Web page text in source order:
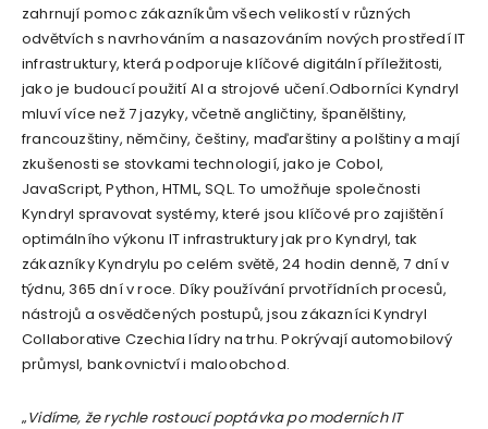
zahrnují pomoc zákazníkům všech velikostí v různých
odvětvích s navrhováním a nasazováním nových prostředí IT
infrastruktury, která podporuje klíčové digitální příležitosti,
jako je budoucí použití AI a strojové učení.Odborníci Kyndryl
mluví více než 7 jazyky, včetně angličtiny, španělštiny,
francouzštiny, němčiny, češtiny, maďarštiny a polštiny a mají
zkušenosti se stovkami technologií, jako je Cobol,
JavaScript, Python, HTML, SQL. To umožňuje společnosti
Kyndryl spravovat systémy, které jsou klíčové pro zajištění
optimálního výkonu IT infrastruktury jak pro Kyndryl, tak
zákazníky Kyndrylu po celém světě, 24 hodin denně, 7 dní v
týdnu, 365 dní v roce. Díky používání prvotřídních procesů,
nástrojů a osvědčených postupů, jsou zákazníci Kyndryl
Collaborative Czechia lídry na trhu. Pokrývají automobilový
průmysl, bankovnictví i maloobchod.
„Vidíme, že rychle rostoucí poptávka po moderních IT